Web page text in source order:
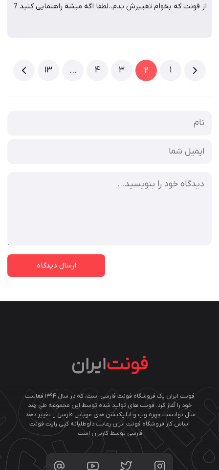
از فونت که بخوام تغییرش بدم..لطفا اگه میشه راهنمایی کنید ?
1
2
3
4
…
13
فونت ایران یک فروشگاه فونت فارسی است، که در سال ۱۳۹۴ فعالیت
خود را آغاز کرد. فونت های تولید شده توسط این مجموعه طی چند
سال توانست چهره وب و اپلیکیشن های موبایل فارسی را تغییر دهد.
اساس کار فروشگاه فونت ایران رعایت داوطلبانه کپی رایت فونت
فارسی توسط کاربران است.